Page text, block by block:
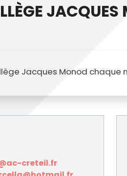
JACQUES
Jacques Monod
creteil.fr